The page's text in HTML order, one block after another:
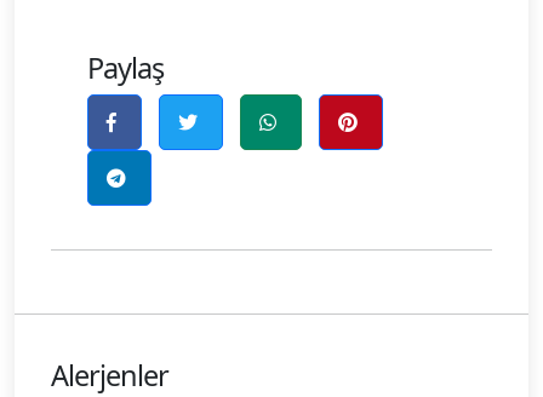
Paylaş
Alerjenler